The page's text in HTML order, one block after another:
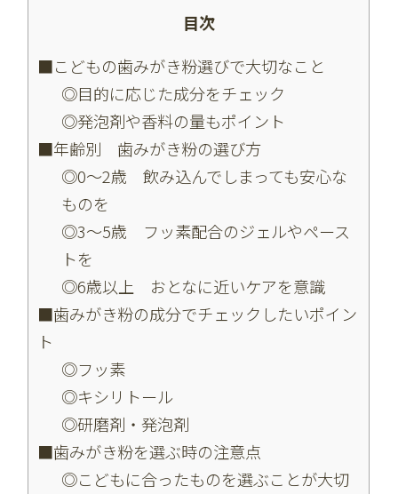
目次
■こどもの歯みがき粉選びで大切なこと
◎目的に応じた成分をチェック
◎発泡剤や香料の量もポイント
■年齢別 歯みがき粉の選び方
◎0～2歳 飲み込んでしまっても安心な
ものを
◎3～5歳 フッ素配合のジェルやペース
トを
◎6歳以上 おとなに近いケアを意識
■歯みがき粉の成分でチェックしたいポイン
ト
◎フッ素
◎キシリトール
◎研磨剤・発泡剤
■歯みがき粉を選ぶ時の注意点
◎こどもに合ったものを選ぶことが大切